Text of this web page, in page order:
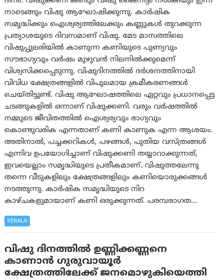
നാടെങ്ങും വിഷു ആഘോഷിക്കുന്നു. കാർഷിക
സമൃദ്ധിക്കും ഐശ്വര്യത്തിലേക്കും കണ്ണുകൾ തുറക്കുന്ന
പ്രത്യാശയുടെ ദിവസമാണ് വിഷു. മേട മാസത്തിലെ
വിഷുപ്പുലരിയിൽ കാണുന്ന കണിയുടെ പുണ്യവും
സൗഭാഗ്യവും വർഷം മുഴുവൻ നിലനിൽക്കുമെന്ന്
വിശ്വസിക്കപ്പെടുന്നു. വിഷുദിനത്തിൽ ദർശനത്തിനായി
വിവിധ ക്ഷേത്രങ്ങളിൽ വിപുലമായ ക്രമീകരണങ്ങൾ
ചെയ്തിട്ടുണ്ട്. വിഷു ആഘോഷത്തിലെ ഏറ്റവും പ്രധാനപ്പെട്ട
ചടങ്ങുകളിൽ ഒന്നാണ് വിഷുക്കണി. വരും വർഷത്തിൽ
നമ്മുടെ ജീവിതത്തിൽ ഐശ്വര്യവും ഭാഗ്യവും
കൊണ്ടുവരിക എന്നതാണ് കണി കാണുക എന്ന ആശയം.
അതിനാൽ, പച്ചക്കറികൾ, പഴങ്ങൾ, പുതിയ വസ്ത്രങ്ങൾ
എന്നിവ ഉപയോഗിച്ചാണ് വിഷുക്കണി തയ്യാറാക്കുന്നത്,
ഇവയെല്ലാം സമൃദ്ധിയുടെ പ്രതീകമാണ്. വിഷുത്തലേന്നു
തന്നെ വീടുകളിലും ക്ഷേത്രങ്ങളിലും കണിയൊരുക്കങ്ങൾ
നടത്തുന്നു. കാർഷിക സമൃദ്ധിയുടെ നിറ
കാഴ്ചകളുമായാണ് കണി ഒരുക്കുന്നത്. പരമ്പരാഗത…
KERALA
വിഷു ദിനത്തില്‍ ഉണ്ണിക്കണ്ണനെ
കാണാന്‍ ഗുരുവായൂര്‍
ക്ഷേത്രത്തിലേക്ക് ജനമൊഴുകിയെത്തി